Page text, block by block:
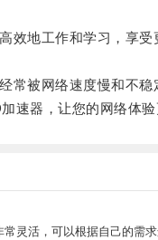
地工作和学习，享受
被网络速度慢和不稳
速器，让您的网络体验
灵活，可以根据自己的需求